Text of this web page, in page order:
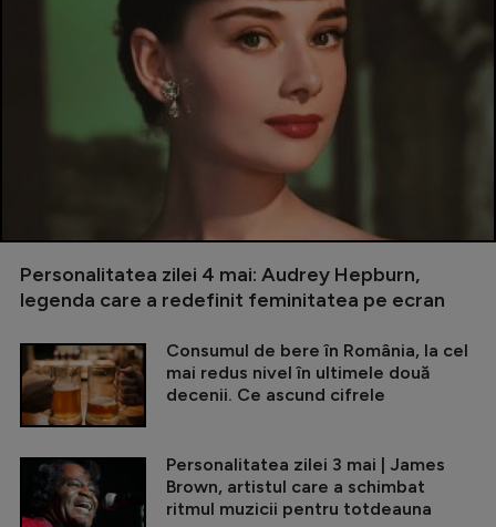
Personalitatea zilei 4 mai: Audrey Hepburn,
legenda care a redefinit feminitatea pe ecran
Consumul de bere în România, la cel
mai redus nivel în ultimele două
decenii. Ce ascund cifrele
Personalitatea zilei 3 mai | James
Brown, artistul care a schimbat
ritmul muzicii pentru totdeauna